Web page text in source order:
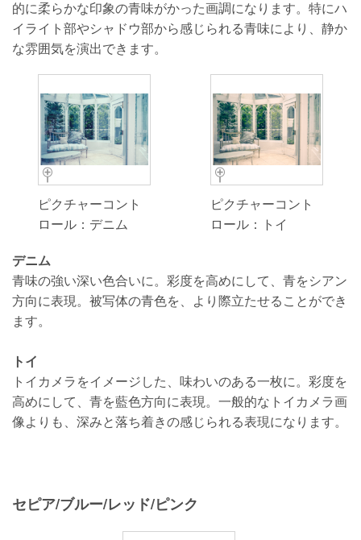
的に柔らかな印象の青味がかった画調になります。特にハ
イライト部やシャドウ部から感じられる青味により、静か
な雰囲気を演出できます。
ピクチャーコント
ロール：デニム
ピクチャーコント
ロール：トイ
デニム
青味の強い深い色合いに。彩度を高めにして、青をシアン
方向に表現。被写体の青色を、より際立たせることができ
ます。
トイ
トイカメラをイメージした、味わいのある一枚に。彩度を
高めにして、青を藍色方向に表現。一般的なトイカメラ画
像よりも、深みと落ち着きの感じられる表現になります。
セピア/ブルー/レッド/ピンク